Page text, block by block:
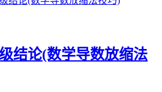
结论(数学导数放缩法